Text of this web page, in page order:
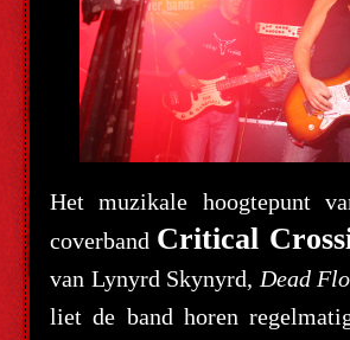
Het muzikale hoogtepunt
coverband Critical
van Lynyrd Skynyrd, Dead
liet de band horen